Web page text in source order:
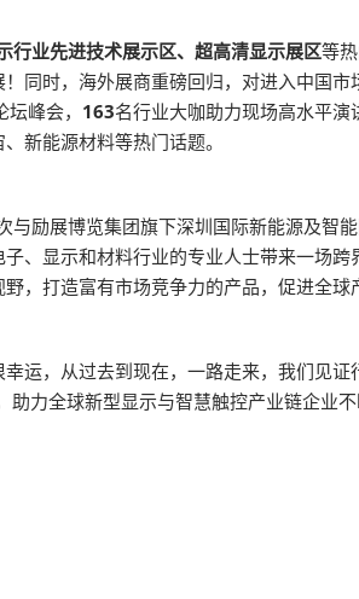
行业先进技术展示区、超高清显示展区等
同时，海外展商重磅回归，对进入中国市
峰会， 163名行业大咖助力现场高水平
新能源材料等热门话题。
励展博览集团旗下深圳国际新能源及智
、显示和材料行业的专业人士带来一场
，打造富有市场竞争力的产品，促进全
运，从过去到现在，一路走来，我们见
力全球新型显示与智慧触控产业链企业